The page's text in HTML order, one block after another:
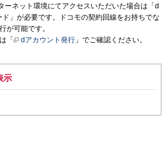
ーネット環境にてアクセスいただいた場合は「d
」が必要です。ドコモの契約回線をお持ちでな
が可能です。
「
dアカウント発行 」でご確認ください。
示